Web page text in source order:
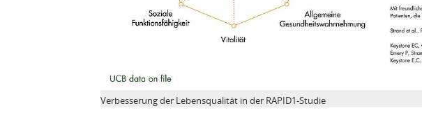
Verbesserung der Lebensqualität in der RAPID1-Studie